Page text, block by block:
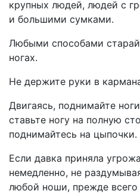
крупных людей, людей с
и большими сумками.
Любыми способами
ногах.
Не держите руки в
Двигаясь, поднимайте
ставьте ногу на полную
поднимайтесь на цыпочки.
Если давка приняла
немедленно, не
любой ноши, прежде